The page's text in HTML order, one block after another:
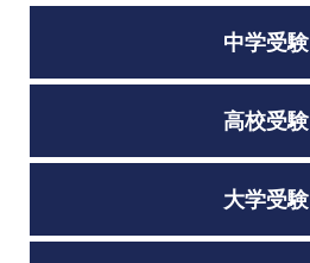
中学受験
高校受験
大学受験